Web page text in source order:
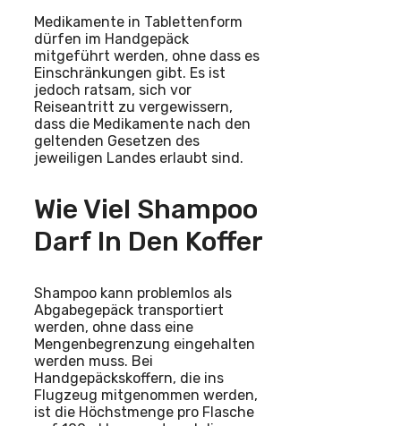
Medikamente in Tablettenform
dürfen im Handgepäck
mitgeführt werden, ohne dass es
Einschränkungen gibt. Es ist
jedoch ratsam, sich vor
Reiseantritt zu vergewissern,
dass die Medikamente nach den
geltenden Gesetzen des
jeweiligen Landes erlaubt sind.
Wie Viel Shampoo
Darf In Den Koffer
Shampoo kann problemlos als
Abgabegepäck transportiert
werden, ohne dass eine
Mengenbegrenzung eingehalten
werden muss. Bei
Handgepäckskoffern, die ins
Flugzeug mitgenommen werden,
ist die Höchstmenge pro Flasche